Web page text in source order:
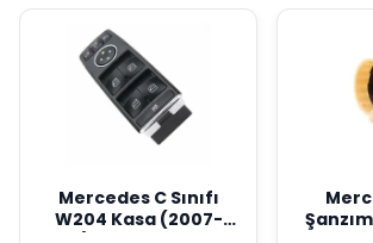
Mercedes C Sınıfı
W204 Kasa (2007-